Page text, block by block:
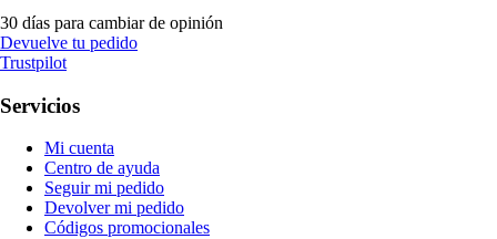
30 días para cambiar de opinión
Devuelve tu pedido
Trustpilot
Servicios
Mi cuenta
Centro de ayuda
Seguir mi pedido
Devolver mi pedido
Códigos promocionales